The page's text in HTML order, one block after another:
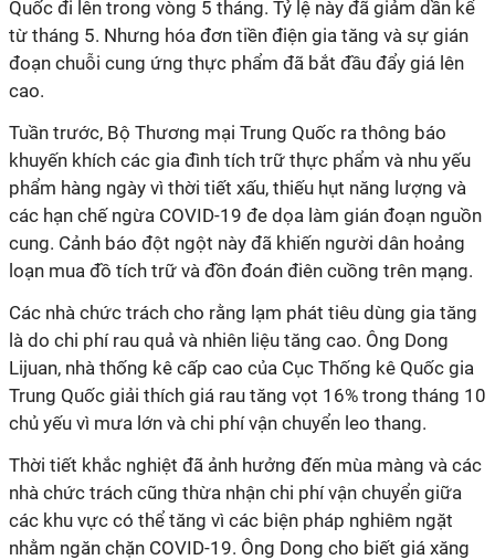
Quốc đi lên trong vòng 5 tháng. Tỷ lệ này đã giảm dần kể
từ tháng 5. Nhưng hóa đơn tiền điện gia tăng và sự gián
đoạn chuỗi cung ứng thực phẩm đã bắt đầu đẩy giá lên
cao.
Tuần trước, Bộ Thương mại Trung Quốc ra thông báo
khuyến khích các gia đình tích trữ thực phẩm và nhu yếu
phẩm hàng ngày vì thời tiết xấu, thiếu hụt năng lượng và
các hạn chế ngừa COVID-19 đe dọa làm gián đoạn nguồn
cung. Cảnh báo đột ngột này đã khiến người dân hoảng
loạn mua đồ tích trữ và đồn đoán điên cuồng trên mạng.
Các nhà chức trách cho rằng lạm phát tiêu dùng gia tăng
là do chi phí rau quả và nhiên liệu tăng cao. Ông Dong
Lijuan, nhà thống kê cấp cao của Cục Thống kê Quốc gia
Trung Quốc giải thích giá rau tăng vọt 16% trong tháng 10
chủ yếu vì mưa lớn và chi phí vận chuyển leo thang.
Thời tiết khắc nghiệt đã ảnh hưởng đến mùa màng và các
nhà chức trách cũng thừa nhận chi phí vận chuyển giữa
các khu vực có thể tăng vì các biện pháp nghiêm ngặt
nhằm ngăn chặn COVID-19. Ông Dong cho biết giá xăng